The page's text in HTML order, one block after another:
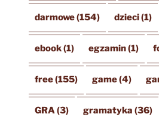
darmowe(154) dzieci(1)
ebook(1) egzamin(1)
free(155) game(4)
GRA(3) gramatyka (36)